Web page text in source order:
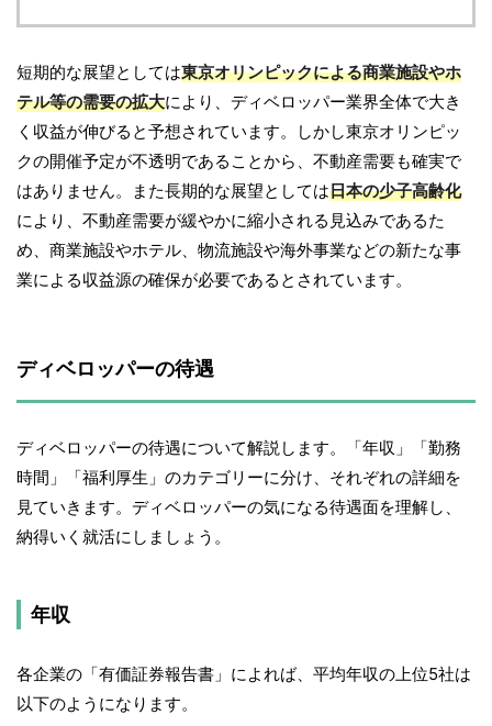
短期的な展望としては東京オリンピックによる商業施設やホ
テル等の需要の拡大により、ディベロッパー業界全体で大き
く収益が伸びると予想されています。しかし東京オリンピッ
クの開催予定が不透明であることから、不動産需要も確実で
はありません。また長期的な展望としては日本の少子高齢化
により、不動産需要が緩やかに縮小される見込みであるた
め、商業施設やホテル、物流施設や海外事業などの新たな事
業による収益源の確保が必要であるとされています。
ディベロッパーの待遇
ディベロッパーの待遇について解説します。「年収」「勤務
時間」「福利厚生」のカテゴリーに分け、それぞれの詳細を
見ていきます。ディベロッパーの気になる待遇面を理解し、
納得いく就活にしましょう。
年収
各企業の「有価証券報告書」によれば、平均年収の上位5社は
以下のようになります。